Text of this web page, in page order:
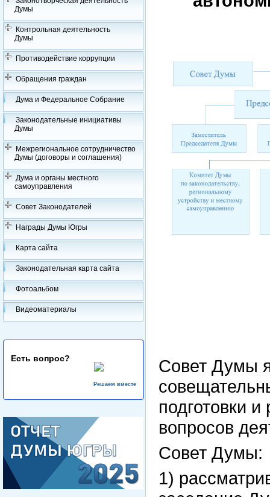
Думы
Контрольная деятельность
Думы
Противодействие коррупции
Обращения граждан
Дума и Федеральное Собрание
Законодательные инициативы
Думы
Межрегиональное сотрудничество
Думы (договоры и соглашения)
Дума и органы местного
самоуправления
Совет Законодателей
Награды Думы Югры
Карта сайта
Законодательная карта сайта
Фотоальбом
Видеоматериалы
Есть вопрос?
Решаем вместе
Совет Думы
подготовки
вопросов
Совет Думы:
1)